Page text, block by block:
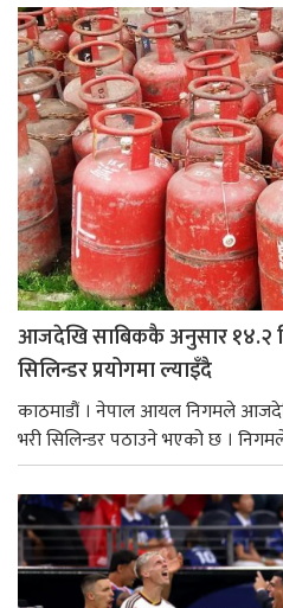
आजदेखि साबिककै अनुसार १४.२
सिलिन्डर प्रयोगमा ल्याइँदै
काठमाडौं । नेपाल आयल निगमले
भरी सिलिन्डर पठाउने भएको छ ।